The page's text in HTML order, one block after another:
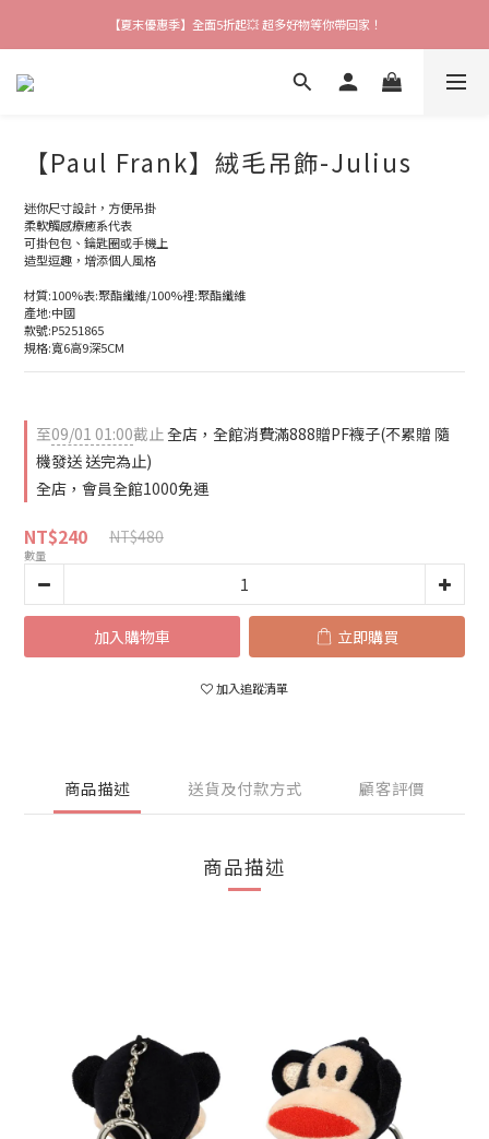
【爸氣猴厲害】 滿$888送襪子 再享吊飾加購價🎉
【夏末優惠季】全面5折起💥 超多好物等你帶回家！
【會員限定好禮】加入會員就送$200購物金 快來領取❗
【Paul Frank】絨毛吊飾-Julius
迷你尺寸設計，方便吊掛
柔軟觸感療癒系代表
可掛包包、鑰匙圈或手機上
造型逗趣，增添個人風格
材質:100%表:聚酯纖維/100%裡:聚酯纖維
產地:中國
款號:P5251865
規格:寬6高9深5CM
至09/01 01:00截止全店，全館消費滿888贈PF襪子(不累贈 隨
機發送 送完為止)
全店，會員全館1000免運
NT$240 NT$480
數量
加入購物車 立即購買
加入追蹤清單
商品描述 送貨及付款方式 顧客評價
商品描述